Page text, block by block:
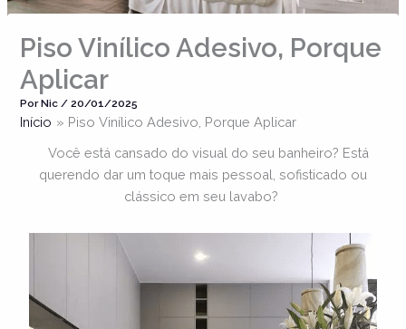
Piso Vinílico Adesivo, Porque
Aplicar
PorNic/20/01/2025
Início
Piso Vinílico Adesivo, Porque Aplicar
Você está cansado do visual do seu banheiro? Está
querendo dar um toque mais pessoal, sofisticado ou
clássico em seu lavabo?